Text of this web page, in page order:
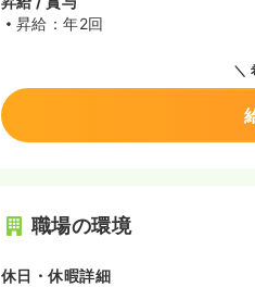
昇給：年2回
職場の環境
休日・休暇詳細